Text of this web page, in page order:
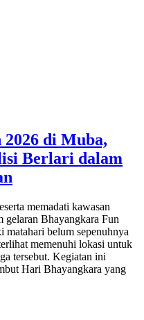
di Muba,
Berlari dalam
memadati kawasan
gelaran Bhayangkara Fun
belum sepenuhnya
memenuhi lokasi untuk
tersebut. Kegiatan ini
Hari Bhayangkara yang